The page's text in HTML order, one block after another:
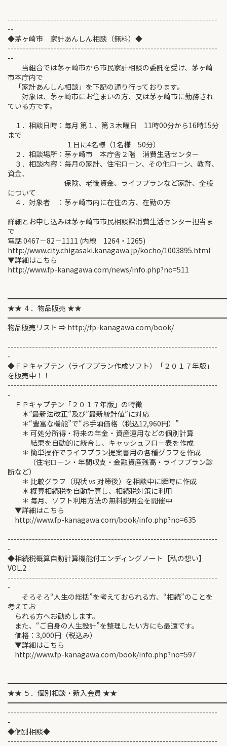
---------------------------------------------------------------------
--
◆茅ヶ崎市 家計あんしん相談（無料）◆
---------------------------------------------------------------------
--
当組合では茅ヶ崎市から市民家計相談の委託を受け、茅ヶ崎
市本庁内で
「家計あんしん相談」を下記の通り行っております。
対象は、茅ヶ崎市にお住まいの方、又は茅ヶ崎市に勤務され
ている方です。
１．相談日時：毎月 第１、第３木曜日 11時00分から16時15分
まで
１日に4名様（1名様 50分）
２．相談場所：茅ヶ崎市 本庁舎２階 消費生活センター
３．相談内容：毎月の家計、住宅ローン、その他ローン、教育、
資金、
保険、老後資金、ライフプランなど家計、全般
について
４．対象者 ：茅ヶ崎市内に在住の方、在勤の方
詳細とお申し込みは茅ヶ崎市市民相談課消費生活センター担当ま
で
電話 0467－82－1111 (内線 1264・1265)
http://www.city.chigasaki.kanagawa.jp/kocho/1003895.html
▼詳細はこちら
http://www.fp-kanagawa.com/news/info.php?no=511
★★ ４．物品販売 ★★
物品販売リスト ⇒ http://fp-kanagawa.com/book/
---------------------------------------------------------------------
-
◆ＦＰキャプテン（ライフプラン作成ソフト）「２０１７年版」
を販売中！！
---------------------------------------------------------------------
-
ＦＰキャプテン「２０１７年版」の特徴
＊”最新法改正”及び”最新統計値”に対応
＊“豊富な機能”で“お手頃価格（税込12,960円）”
＊ 可処分所得・将来の年金・資産運用などの個別計算
結果を自動的に統合し、キャッシュフロー表を作成
＊ 簡単操作でライフプラン提案書用の各種グラフを作成
（住宅ローン・年間収支・金融資産残高・ライフプラン診
断など）
＊ 比較グラフ（現状 vs 対策後）を相談中に瞬時に作成
＊ 概算相続税を自動計算し、相続税対策に利用
＊ 毎月、ソフト利用方法の無料説明会を開催中
▼詳細はこちら
http://www.fp-kanagawa.com/book/info.php?no=635
---------------------------------------------------------------------
-
◆相続税概算自動計算機能付エンディングノート【私の想い】
VOL.2
---------------------------------------------------------------------
-
そろそろ“人生の総括”を考えておられる方、“相続”のことを
考えてお
られる方へお勧めします。
また、“ご自身の人生設計”を整理したい方にも最適です。
価格：3,000円（税込み）
▼詳細はこちら
http://www.fp-kanagawa.com/book/info.php?no=597
★★ ５．個別相談・新入会員 ★★
---------------------------------------------------------------------
-
◆個別相談◆
---------------------------------------------------------------------